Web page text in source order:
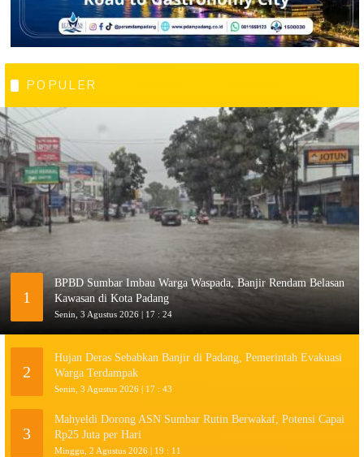
POPULER
1
BPBD Sumbar Imbau Warga Waspada, Banjir Rendam Belasan
Kawasan di Kota Padang
Senin, 3 Agustus 2026 | 17 : 24
2
Hujan Deras Sebabkan Banjir di Padang, Pemerintah Evakuasi
Warga Terdampak
Senin, 3 Agustus 2026 | 17 : 43
3
Mahyeldi Dorong ASN Sumbar Rutin Berwakaf, Potensi Capai
Rp25 Juta per Hari
Minggu, 2 Agustus 2026 | 19 : 11